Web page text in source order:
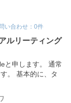
い合わせ：0件
ルリーティング
と申します。 通常
。 基本的に、タ